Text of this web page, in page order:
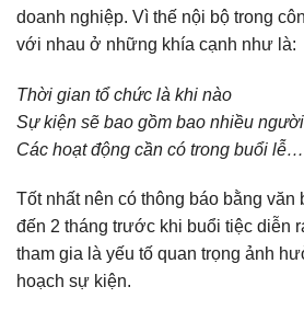
doanh nghiệp. Vì thế nội bộ trong
với nhau ở những khía cạnh như là:
Thời gian tổ chức là khi nào
Sự kiện sẽ bao gồm bao nhiều
Các hoạt động cần có trong buổi lễ…
Tốt nhất nên có thông báo bằng
đến 2 tháng trước khi buổi tiệc diễn
tham gia là yếu tố quan trọng ảnh
hoạch sự kiện.